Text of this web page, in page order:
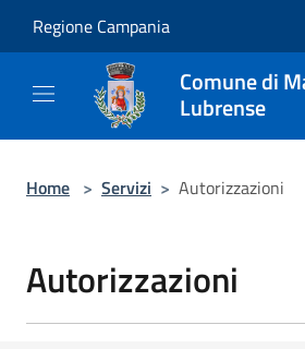
Regione Campania
Comune di
Lubrense
Home > Servizi > Autorizzazioni
Autorizzazioni